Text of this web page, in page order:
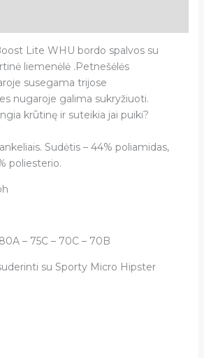
Lite WHU bordo spalvos su
liemenėlė .Petnešėlės
susegama trijose
nugaroje galima sukryžiuoti.
krūtinę ir suteikia jai puiki?
Sudėtis – 44% poliamidas,
poliesterio.
– 75C – 70C – 70B
su Sporty Micro Hipster